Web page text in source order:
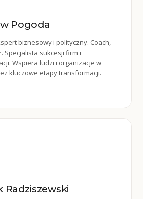
Pogoda
biznesowy i polityczny. Coach,
Specjalista sukcesji firm i
Wspiera ludzi i organizacje w
kluczowe etapy transformacji.
Radziszewski